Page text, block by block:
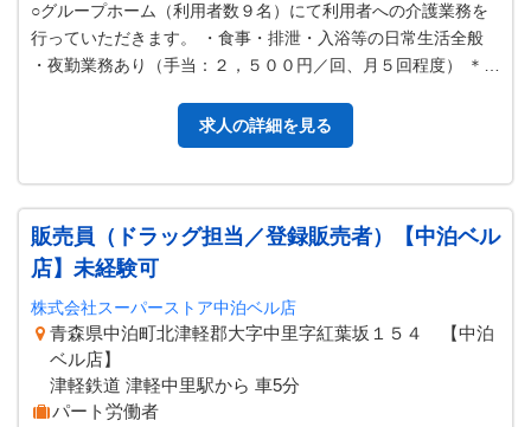
○グループホーム（利用者数９名）にて利用者への介護業務を
行っていただきます。 ・食事・排泄・入浴等の日常生活全般
・夜勤業務あり（手当：２，５００円／回、月５回程度） ＊通
求人の詳細を見る
販売員（ドラッグ担当／登録販売者）【中泊ベル
店】未経験可
株式会社スーパーストア中泊ベル店
青森県中泊町北津軽郡大字中里字紅葉坂１５４ 【中泊
ベル店】
津軽鉄道 津軽中里駅から 車5分
パート労働者